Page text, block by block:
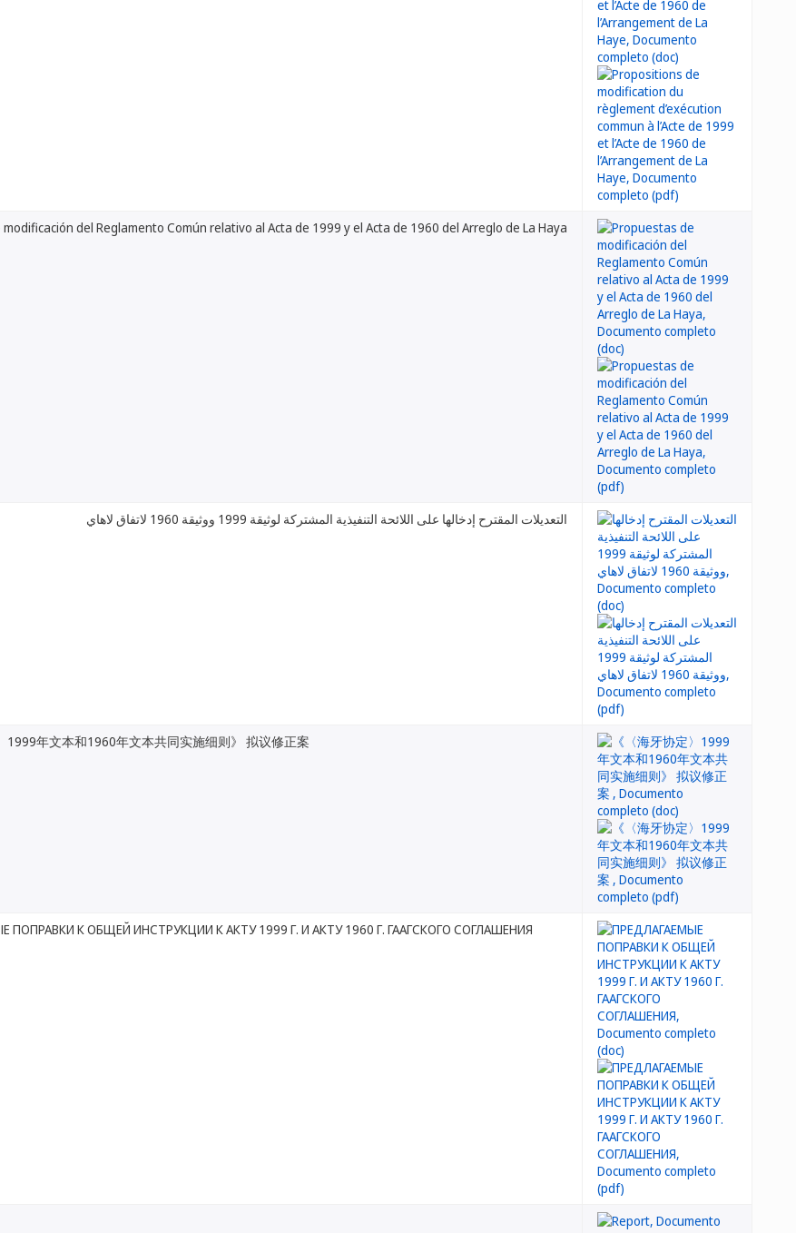
del Reglamento Común relativo al Acta de 1999 y el Acta de 1960 del Arreglo de La Haya
التعديلات المقترح إدخالها على اللائحة التنفيذية المشتركة لوثيقة 1999 ووثيقة 1960 لاتفاق لاهاي
1999年文本和1960年文本共同实施细则》 拟议修正案
ПОПРАВКИ К ОБЩЕЙ ИНСТРУКЦИИ К АКТУ 1999 Г. И АКТУ 1960 Г. ГААГСКОГО СОГЛАШЕНИЯ